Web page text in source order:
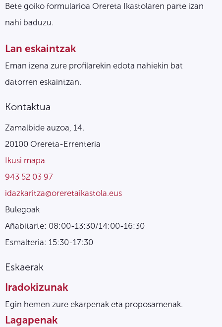
Bete goiko formularioa Orereta Ikastolaren parte izan
nahi baduzu.
Lan eskaintzak
Eman izena zure profilarekin edota nahiekin bat
datorren eskaintzan.
Kontaktua
Zamalbide auzoa, 14.
20100 Orereta-Errenteria
Ikusi mapa
943 52 03 97
idazkaritza@oreretaikastola.eus
Bulegoak
Añabitarte: 08:00-13:30/14:00-16:30
Esmalteria: 15:30-17:30
Eskaerak
Iradokizunak
Egin hemen zure ekarpenak eta proposamenak.
Lagapenak